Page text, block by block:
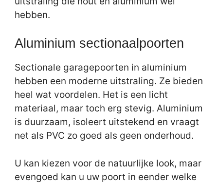
hebben.
Aluminium sectionaalpoorten
Sectionale garagepoorten in aluminium
hebben een moderne uitstraling. Ze bieden
heel wat voordelen. Het is een licht
materiaal, maar toch erg stevig. Aluminium
is duurzaam, isoleert uitstekend en vraagt
net als PVC zo goed als geen onderhoud.
U kan kiezen voor de natuurlijke look, maar
evengoed kan u uw poort in eender welke